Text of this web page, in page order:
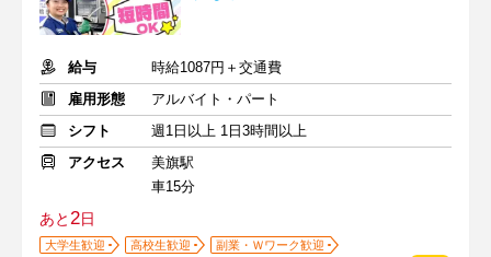
給与
時給1087円＋交通費
雇用形態
アルバイト・パート
シフト
週1日以上 1日3時間以上
アクセス
美旗駅
車15分
あと2日
大学生歓迎 高校生歓迎
副業・Ｗワーク歓迎